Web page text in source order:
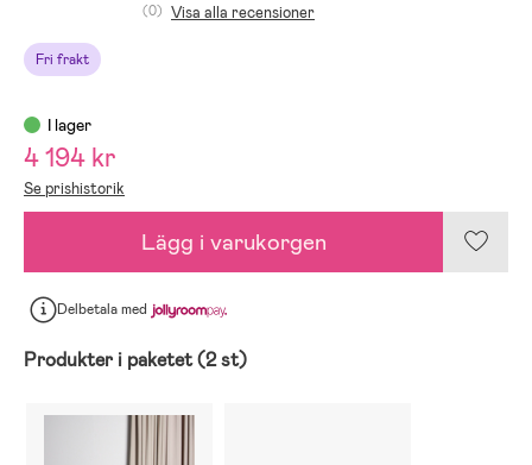
Fri frakt
(0) Visa alla recensioner
I lager
4 194 kr
Se prishistorik
Lägg i varukorgen
Delbetalamed
Produkter i paketet (2 st)